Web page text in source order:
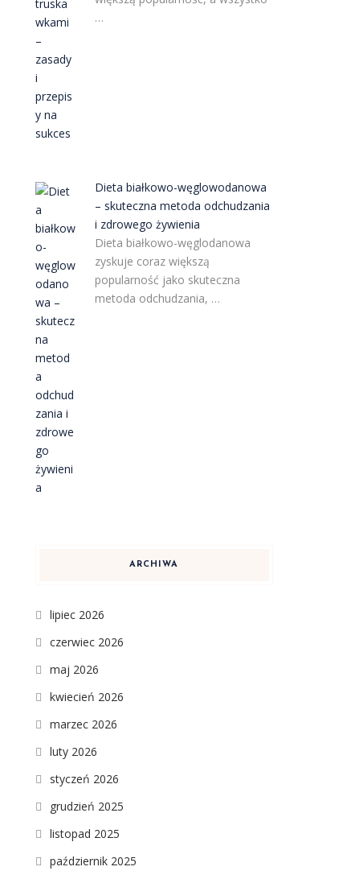
…
Dieta białkowo-węglowodanowa
– skuteczna metoda odchudzania
i zdrowego żywienia
Dieta białkowo-węglodanowa
zyskuje coraz większą
popularność jako skuteczna
metoda odchudzania, …
ARCHIWA
lipiec 2026
czerwiec 2026
maj 2026
kwiecień 2026
marzec 2026
luty 2026
styczeń 2026
grudzień 2025
listopad 2025
październik 2025